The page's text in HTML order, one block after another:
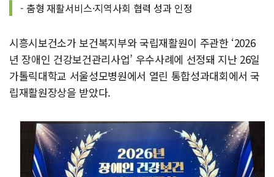
- 춤형 재활서비스·지역사회 협력 성과 인정
시흥시보건소가 보건복지부와 국립재활원이 주관한 ‘2026
년 장애인 건강보건관리사업’ 우수사례에 선정돼 지난 26일
가톨릭대학교 서울성모병원에서 열린 통합성과대회에서 국
립재활원장상을 받았다.